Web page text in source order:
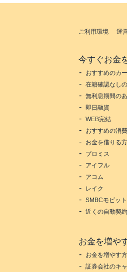
ご利用環境 運
今すぐお金
おすすめのカ
在籍確認なし
無利息期間の
即日融資
WEB完結
おすすめの消
お金を借りる
プロミス
アイフル
アコム
レイク
SMBCモビット
近くの自動契
お金を増や
お金を増やす
証券会社のキ